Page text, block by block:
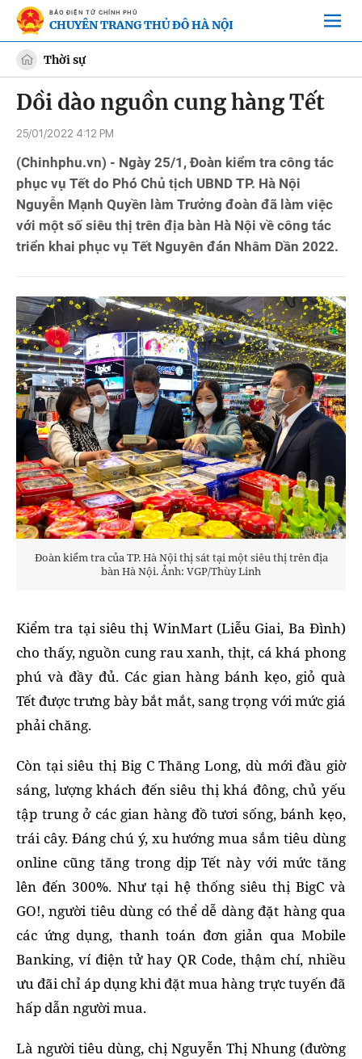
BÁO ĐIỆN TỬ CHÍNH PHỦ
CHUYÊN TRANG THỦ ĐÔ HÀ NỘI
Thời sự
Dồi dào nguồn cung hàng Tết
25/01/2022 4:12 PM
(Chinhphu.vn) - Ngày 25/1, Đoàn kiểm tra công tác
phục vụ Tết do Phó Chủ tịch UBND TP. Hà Nội
Nguyễn Mạnh Quyền làm Trưởng đoàn đã làm việc
với một số siêu thị trên địa bàn Hà Nội về công tác
triển khai phục vụ Tết Nguyên đán Nhâm Dần 2022.
Đoàn kiểm tra của TP. Hà Nội thị sát tại một siêu thị trên địa
bàn Hà Nội. Ảnh: VGP/Thùy Linh
Kiểm tra tại siêu thị WinMart (Liễu Giai, Ba Đình)
cho thấy, nguồn cung rau xanh, thịt, cá khá phong
phú và đầy đủ. Các gian hàng bánh kẹo, giỏ quà
Tết được trưng bày bắt mắt, sang trọng với mức giá
phải chăng.
Còn tại siêu thị Big C Thăng Long, dù mới đầu giờ
sáng, lượng khách đến siêu thị khá đông, chủ yếu
tập trung ở các gian hàng đồ tươi sống, bánh kẹo,
trái cây. Đáng chú ý, xu hướng mua sắm tiêu dùng
online cũng tăng trong dịp Tết này với mức tăng
lên đến 300%. Như tại hệ thống siêu thị BigC và
GO!, người tiêu dùng có thể dễ dàng đặt hàng qua
các ứng dụng, thanh toán đơn giản qua Mobile
Banking, ví điện tử hay QR Code, thậm chí, nhiều
ưu đãi chỉ áp dụng khi đặt mua hàng trực tuyến đã
hấp dẫn người mua.
Là người tiêu dùng, chị Nguyễn Thị Nhung (đường